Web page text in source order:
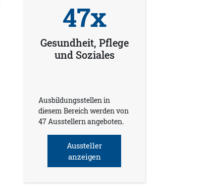
47x
Gesundheit, Pflege
und Soziales
Ausbildungsstellen in
diesem Bereich werden von
47 Ausstellern angeboten.
Aussteller
anzeigen